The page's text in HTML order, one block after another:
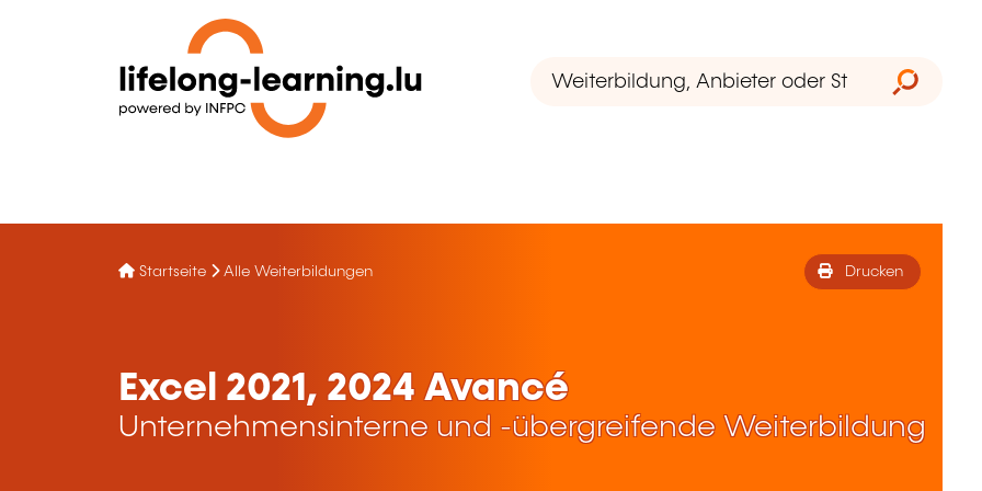
Startseite Alle Weiterbildungen Drucken
Excel 2021, 2024 Avancé
Unternehmensinterne und -übergreifende Weiterbildung